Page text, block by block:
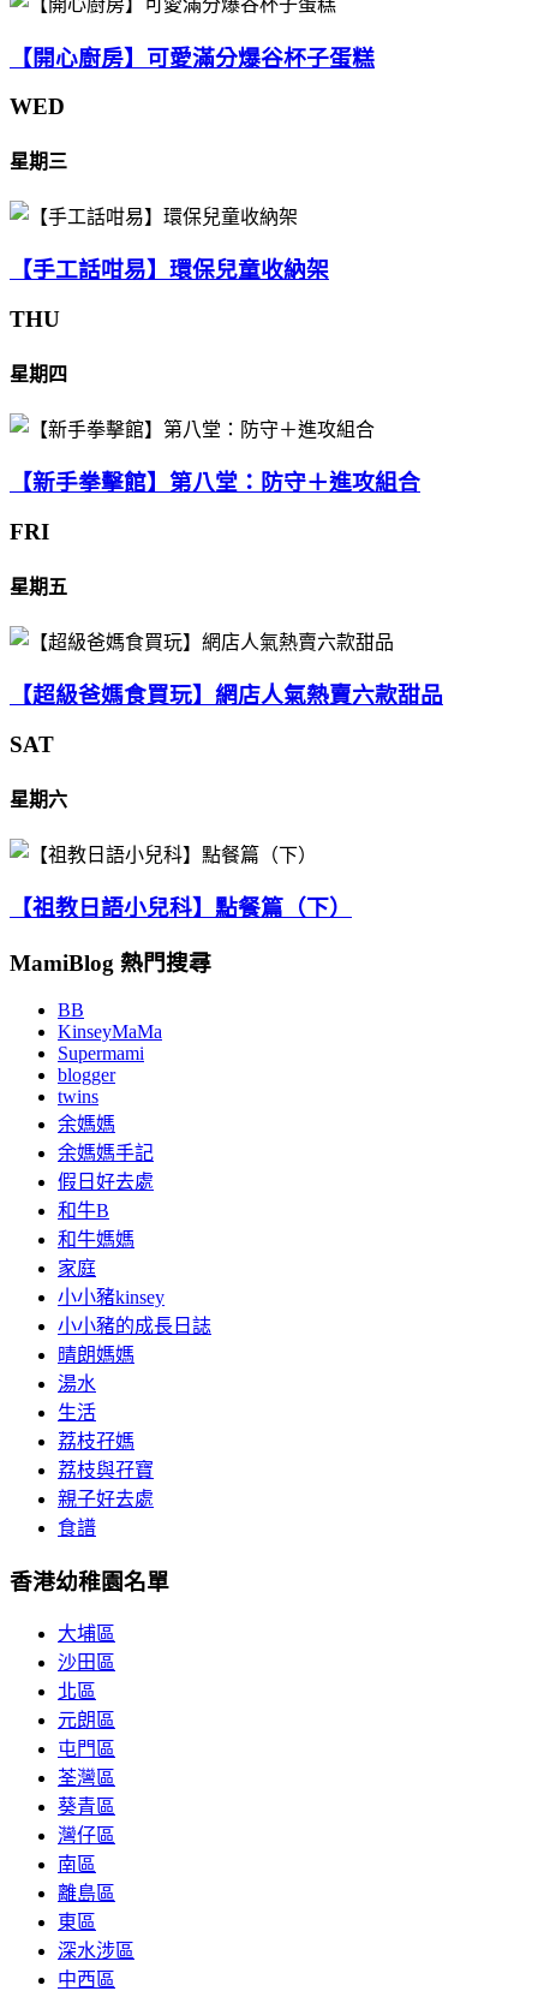
【開心廚房】可愛滿分爆谷杯子蛋糕
WED
星期三
【手工話咁易】環保兒童收納架
THU
星期四
【新手拳擊館】第八堂：防守＋進攻組合
FRI
星期五
【超級爸媽食買玩】網店人氣熱賣六款甜品
SAT
星期六
【祖教日語小兒科】點餐篇（下）
MamiBlog 熱門搜尋
BB
KinseyMaMa
Supermami
blogger
twins
余媽媽
余媽媽手記
假日好去處
和牛B
和牛媽媽
家庭
小小豬kinsey
小小豬的成長日誌
晴朗媽媽
湯水
生活
荔枝孖媽
荔枝與孖寶
親子好去處
食譜
香港幼稚園名單
大埔區
沙田區
北區
元朗區
屯門區
荃灣區
葵青區
灣仔區
南區
離島區
東區
深水涉區
中西區